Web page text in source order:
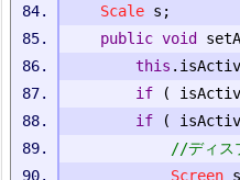
Scale s ;
public void
this .
if
(
if
(
//ディス
Screen